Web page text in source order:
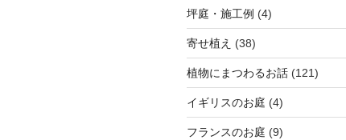
坪庭・施工例 (4)
寄せ植え (38)
植物にまつわるお話(121)
イギリスのお庭 (4)
フランスのお庭 (9)